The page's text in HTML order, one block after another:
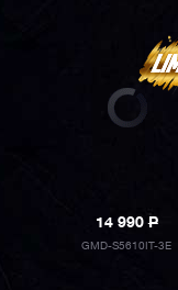
14 990P
GMD-S5610IT-3E